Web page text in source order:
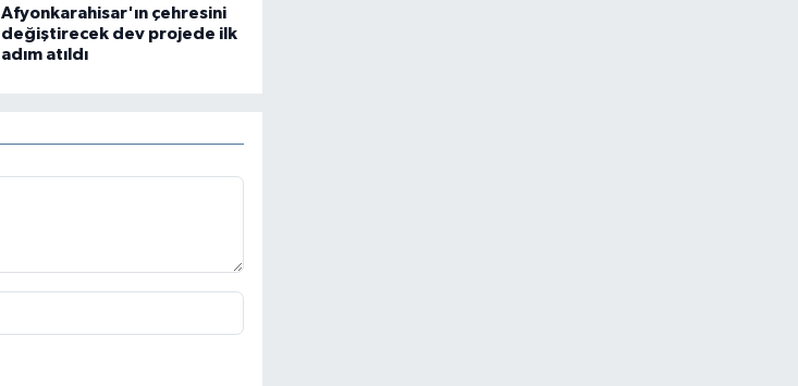
Afyonkarahisar'ın çehresini
değiştirecek dev projede ilk
adım atıldı